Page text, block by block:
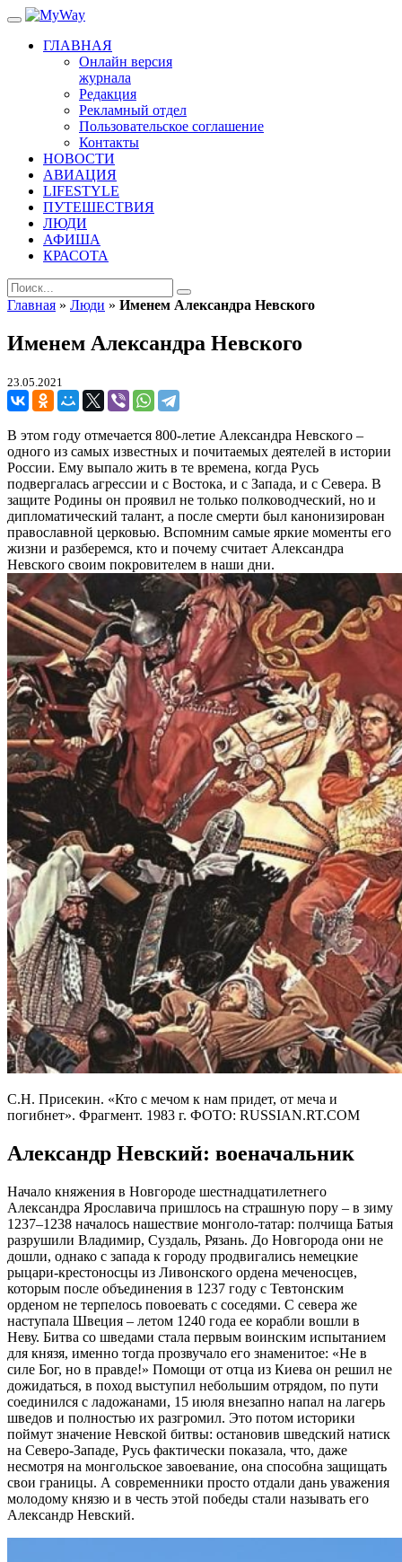
ГЛАВНАЯ
Онлайн версия
журнала
Редакция
Рекламный отдел
Пользовательское соглашение
Контакты
НОВОСТИ
АВИАЦИЯ
LIFESTYLE
ПУТЕШЕСТВИЯ
ЛЮДИ
АФИША
КРАСОТА
Главная » Люди » Именем Александра Невского
Именем Александра Невского
23.05.2021
В этом году отмечается 800-летие Александра Невского –
одного из самых известных и почитаемых деятелей в истории
России. Ему выпало жить в те времена, когда Русь
подвергалась агрессии и с Востока, и с Запада, и с Севера. В
защите Родины он проявил не только полководческий, но и
дипломатический талант, а после смерти был канонизирован
православной церковью. Вспомним самые яркие моменты его
жизни и разберемся, кто и почему считает Александра
Невского своим покровителем в наши дни.
С.Н. Присекин. «Кто с мечом к нам придет, от меча и
погибнет». Фрагмент. 1983 г. ФОТО: RUSSIAN.RT.COM
Александр Невский: военачальник
Начало княжения в Новгороде шестнадцатилетнего
Александра Ярославича пришлось на страшную пору – в зиму
1237–1238 началось нашествие монголо-татар: полчища Батыя
разрушили Владимир, Суздаль, Рязань. До Новгорода они не
дошли, однако с запада к городу продвигались немецкие
рыцари-крестоносцы из Ливонского ордена меченосцев,
которым после объединения в 1237 году с Тевтонским
орденом не терпелось повоевать с соседями. С севера же
наступала Швеция – летом 1240 года ее корабли вошли в
Неву. Битва со шведами стала первым воинским испытанием
для князя, именно тогда прозвучало его знаменитое: «Не в
силе Бог, но в правде!» Помощи от отца из Киева он решил не
дожидаться, в поход выступил небольшим отрядом, по пути
соединился с ладожанами, 15 июля внезапно напал на лагерь
шведов и полностью их разгромил. Это потом историки
поймут значение Невской битвы: остановив шведский натиск
на Северо-Западе, Русь фактически показала, что, даже
несмотря на монгольское завоевание, она способна защищать
свои границы. А современники просто отдали дань уважения
молодому князю и в честь этой победы стали называть его
Александр Невский.